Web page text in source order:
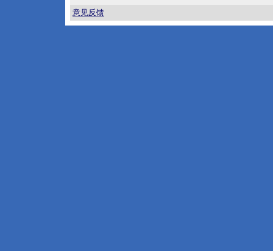
意见反馈